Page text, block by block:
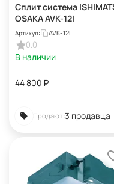
Сплит система
OSAKA AVK-12I
Артикул: AVK-12I
0.0
В наличии
44 800 ₽
Продают:3 продавца